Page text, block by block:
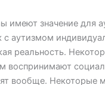
имеют значение для
аутизмом
реальность.
воспринимают
вообще. Некоторые